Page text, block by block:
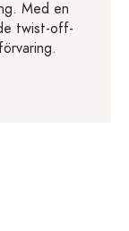
Med en
twist-off-